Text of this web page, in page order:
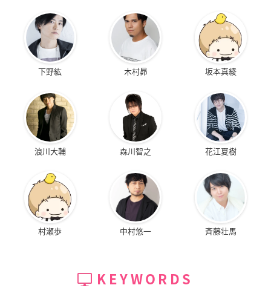
下野紘 木村昴 坂本真綾
浪川大輔 森川智之 花江夏樹
村瀬歩 中村悠一 斉藤壮馬
KEYWORDS